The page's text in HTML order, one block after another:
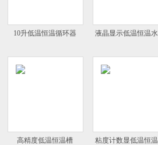
10升低温恒温循环器 液晶显示低温恒温
高精度低温恒温槽 粘度计数显低温恒